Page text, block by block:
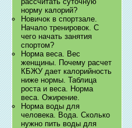
норму калорий?
Новичок в спортзале.
Начало тренировок. С
чего начать занятия
спортом?
Норма веса. Вес
женщины. Почему расчет
КБЖУ дает калорийность
ниже нормы. Таблица
роста и веса. Норма
веса. Ожирение.
Норма воды для
человека. Вода. Сколько
нужно пить воды для